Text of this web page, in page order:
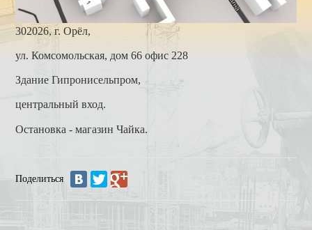
302026, г. Орёл,
ул. Комсомольская, дом 66 офис 228
Здание Гипронисельпром,
центральный вход.
Остановка - магазин Чайка.
Поделиться